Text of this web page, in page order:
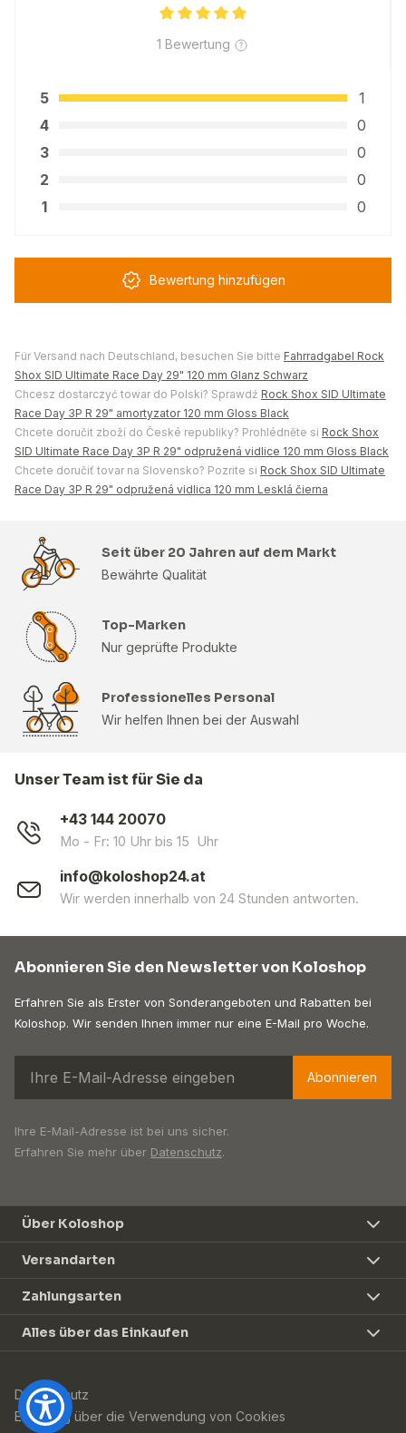
1 Bewertung
5
1
4
0
3
0
2
0
1
0
Bewertung hinzufügen
Für Versand nach Deutschland, besuchen Sie bitte Fahrradgabel Rock
Shox SID Ultimate Race Day 29" 120 mm Glanz Schwarz
Chcesz dostarczyć towar do Polski? Sprawdź Rock Shox SID Ultimate
Race Day 3P R 29" amortyzator 120 mm Gloss Black
Chcete doručit zboží do České republiky? Prohlédněte si Rock Shox
SID Ultimate Race Day 3P R 29" odpružená vidlice 120 mm Gloss Black
Chcete doručiť tovar na Slovensko? Pozrite si Rock Shox SID Ultimate
Race Day 3P R 29" odpružená vidlica 120 mm Lesklá čierna
Seit über 20 Jahren auf dem Markt
Bewährte Qualität
Top-Marken
Nur geprüfte Produkte
Professionelles Personal
Wir helfen Ihnen bei der Auswahl
Unser Team ist für Sie da
+43 144 20070
Mo - Fr: 10 Uhr bis 15 Uhr
info@koloshop24.at
Wir werden innerhalb von 24 Stunden antworten.
Abonnieren Sie den Newsletter von Koloshop
Erfahren Sie als Erster von Sonderangeboten und Rabatten bei
Koloshop. Wir senden Ihnen immer nur eine E-Mail pro Woche.
Abonnieren
Ihre E-Mail-Adresse ist bei uns sicher.
Erfahren Sie mehr über Datenschutz.
Über Koloshop
Versandarten
Zahlungsarten
Alles über das Einkaufen
Datenschutz
Erklärung über die Verwendung von Cookies